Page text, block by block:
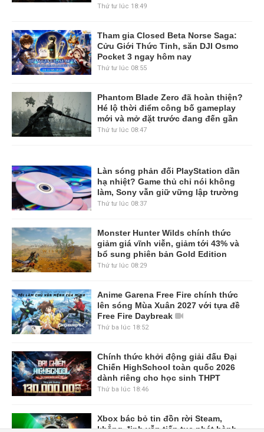
Thứ tư lúc 18:49
Tham gia Closed Beta Norse Saga:
Cửu Giới Thức Tỉnh, săn DJI Osmo
Pocket 3 ngay hôm nay
Thứ tư lúc 08:55
Phantom Blade Zero đã hoàn thiện?
Hé lộ thời điểm công bố gameplay
mới và mở đặt trước đang đến gần
Thứ tư lúc 08:47
Làn sóng phản đối PlayStation dần
hạ nhiệt? Game thủ chỉ nói không
làm, Sony vẫn giữ vững lập trường
Thứ tư lúc 08:37
Monster Hunter Wilds chính thức
giảm giá vĩnh viễn, giảm tới 43% và
bổ sung phiên bản Gold Edition
Thứ tư lúc 08:29
Anime Garena Free Fire chính thức
lên sóng Mùa Xuân 2027 với tựa đề
Free Fire Daybreak
Thứ ba lúc 18:52
Chính thức khởi động giải đấu Đại
Chiến HighSchool toàn quốc 2026
dành riêng cho học sinh THPT
Thứ ba lúc 18:46
Xbox bác bỏ tin đồn rời Steam,
khẳng định vẫn tiếp tục phát hành